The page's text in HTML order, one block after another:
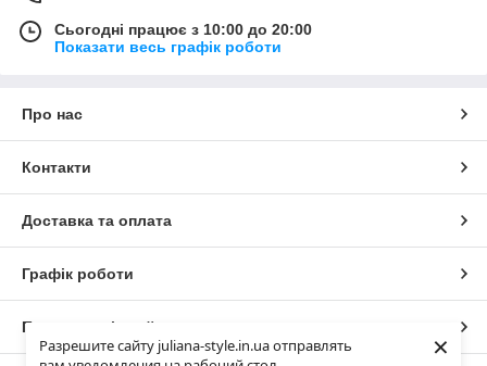
Разрешите сайту juliana-style.in.ua отправлять
×
Сьогодні працює з 10:00 до 20:00
Показати весь графік роботи
Про нас
Контакти
Доставка та оплата
Графік роботи
Повна версія сайту